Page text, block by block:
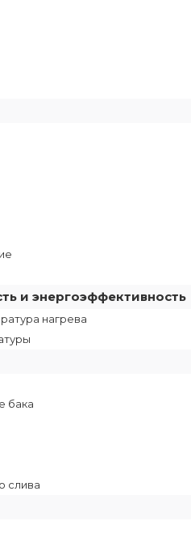
и энергоэффективность
нагрева
бака
слива